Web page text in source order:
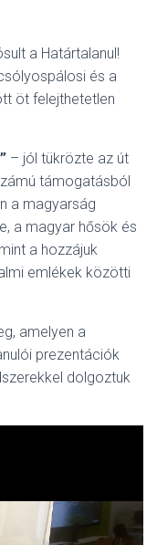
a Határtalanul!
és a
öt felejthetetlen
– jól tükrözte az út
támogatásból
a magyarság
a magyar hősök és
a hozzájuk
emlékek közötti
amelyen a
prezentációk
dolgoztuk